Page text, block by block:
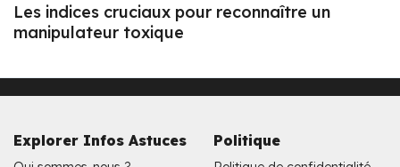
Les indices cruciaux pour reconnaître un
manipulateur toxique
Explorer Infos Astuces Politique